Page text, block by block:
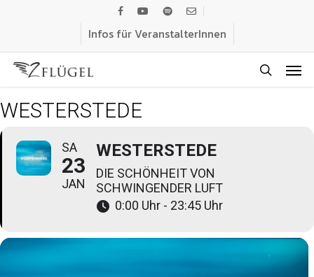
content
facebook
youtubespotifyemail
Infos für VeranstalterInnen
WESTERSTEDE
SA
23
JAN
WESTERSTEDE
DIE SCHÖNHEIT VON
SCHWINGENDER LUFT
0:00 Uhr - 23:45 Uhr